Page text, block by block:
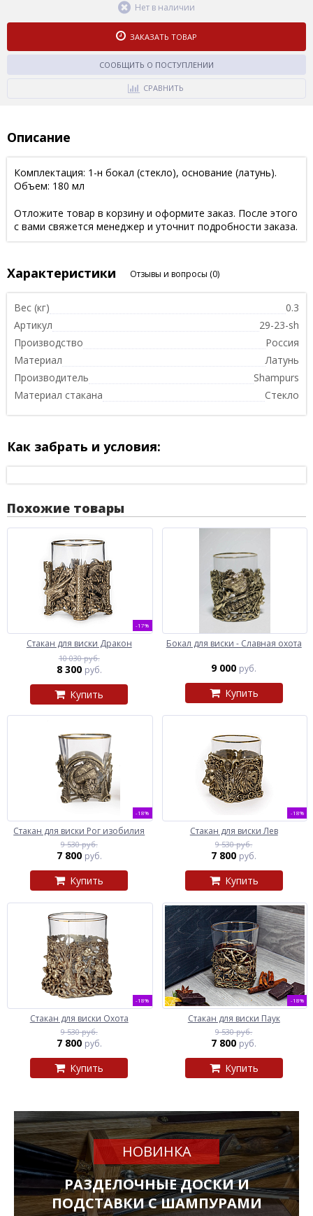
Нет в наличии
ЗАКАЗАТЬ ТОВАР
СООБЩИТЬ О ПОСТУПЛЕНИИ
СРАВНИТЬ
Описание
Комплектация: 1-н бокал (стекло), основание (латунь).
Объем: 180 мл
Отложите товар в корзину и оформите заказ. После этого
с вами свяжется менеджер и уточнит подробности заказа.
Характеристики Отзывы и вопросы (0)
Вес (кг)
0.3
Артикул
29-23-sh
Производство
Россия
Материал
Латунь
Производитель
Shampurs
Материал стакана
Стекло
Как забрать и условия:
Похожие товары
-17%
Стакан для виски Дракон
10 030 руб.
8 300 руб.
Купить
Бокал для виски - Славная охота
9 000 руб.
Купить
-18%
Стакан для виски Рог изобилия
9 530 руб.
7 800 руб.
Купить
-18%
Стакан для виски Лев
9 530 руб.
7 800 руб.
Купить
-18%
Стакан для виски Охота
9 530 руб.
7 800 руб.
Купить
-18%
Стакан для виски Паук
9 530 руб.
7 800 руб.
Купить
НОВИНКА
РАЗДЕЛОЧНЫЕ ДОСКИ И
ПОДСТАВКИ С ШАМПУРАМИ